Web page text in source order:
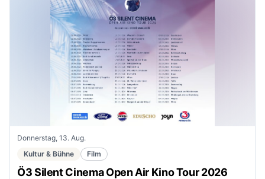
Donnerstag, 13. Aug.
Kultur & Bühne
Film
Ö3 Silent Cinema Open Air Kino Tour 2026